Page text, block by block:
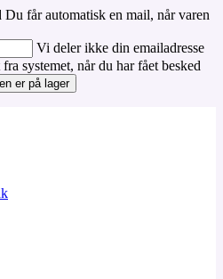
Du får automatisk en mail, når varen
Vi deler ikke din emailadresse
systemet, når du har fået besked
er på lager